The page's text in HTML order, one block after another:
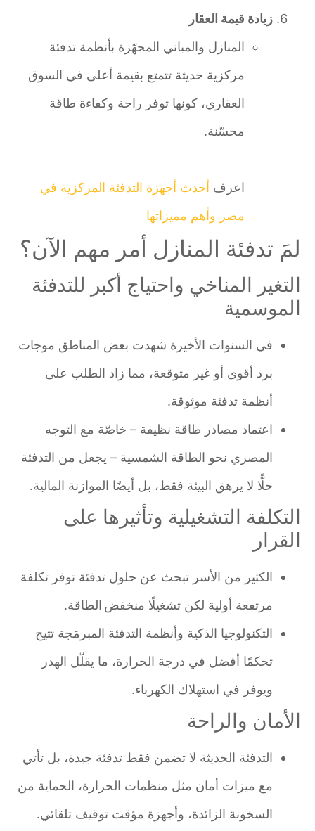
زيادة قيمة العقار
المنازل والمباني المجهّزة بأنظمة تدفئة
مركزية حديثة تتمتع بقيمة أعلى في السوق
العقاري، كونها توفر راحة وكفاءة طاقة
محسّنة.
اعرفأحدث أجهزة التدفئة المركزية في
مصر وأهم مميزاتها
لمَ تدفئة المنازل أمر مهم الآن؟
التغير المناخي واحتياج أكبر للتدفئة
الموسمية
في السنوات الأخيرة شهدت بعض المناطق موجات
برد أقوى أو غير متوقعة، مما زاد الطلب على
أنظمة تدفئة موثوقة.
اعتماد مصادر طاقة نظيفة – خاصّة مع التوجه
المصري نحو الطاقة الشمسية – يجعل من التدفئة
حلًّا لا يرهق البيئة فقط، بل أيضًا الموازنة المالية.
التكلفة التشغيلية وتأثيرها على
القرار
الكثير من الأسر تبحث عن حلول تدفئة توفر تكلفة
مرتفعة أولية لكن تشغيلًا منخفض الطاقة.
التكنولوجيا الذكية وأنظمة التدفئة المبرمَجة تتيح
تحكمًا أفضل في درجة الحرارة، ما يقلّل الهدر
ويوفر في استهلاك الكهرباء.
الأمان والراحة
التدفئة الحديثة لا تضمن فقط تدفئة جيدة، بل تأتي
مع ميزات أمان مثل منظمات الحرارة، الحماية من
السخونة الزائدة، وأجهزة مؤقت توقيف تلقائي.